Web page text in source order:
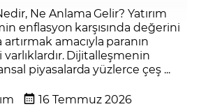
Ne Anlama Gelir? Yatırım
enflasyon karşısında değerini
amacıyla paranın
Dijitalleşmenin
piyasalarda yüzlerce çeş ...
16 Temmuz 2026